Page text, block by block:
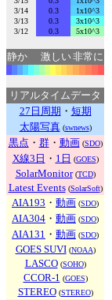
3/14
0.3
1x10^3
3/13
0.3
3x10^3
3/12
0.3 5x10^3
静か 激しい非常に
リアルタイムデータ
27日周期 ・ 短期
太陽写真(swnews)
黒点 ・ 群・ 動画 (SDO)
X線3日 ・ 1日 (GOES)
SolarMonitor(TCD)
Latest Events(SolarSoft)
AIA193 ・ 動画 (SDO)
AIA304 ・ 動画 (SDO)
AIA131 ・ 動画 (SDO)
GOES SUVI (NOAA)
LASCO(SOHO)
CCOR-1 (GOES)
STEREO(STEREO)